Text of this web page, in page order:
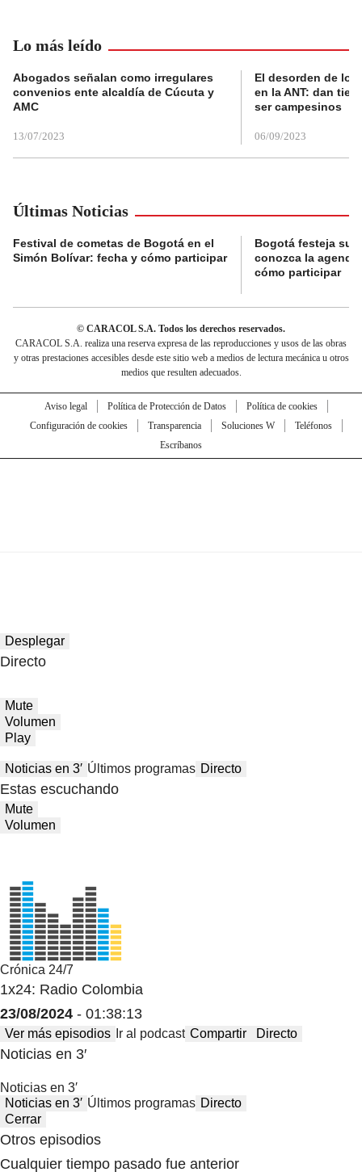
Lo más leído
Abogados señalan como irregulares
convenios ente alcaldía de Cúcuta y
AMC
13/07/2023
El desorden de
en la ANT: dan
ser campesinos
06/09/2023
Últimas Noticias
Festival de cometas de Bogotá en el
Simón Bolívar: fecha y cómo participar
Bogotá festeja su
conozca la
cómo participar
© CARACOL S.A. Todos los derechos reservados.
CARACOL S.A. realiza una reserva expresa de las reproducciones y usos de las obras
y otras prestaciones accesibles desde este sitio web a medios de lectura mecánica u otros
medios que resulten adecuados.
Aviso legal Política de Protección de Datos
Política de cookies
Configuración de cookies
Transparencia Soluciones W
Teléfonos
Escríbanos
Desplegar
Directo
Mute
Volumen
Play
Noticias en 3′ Últimos programas Directo
Estas escuchando
Mute
Volumen
Crónica 24/7
1x24: Radio Colombia
23/08/2024 - 01:38:13
Ver más episodios Ir al podcast Compartir Directo
Noticias en 3′
Noticias en 3′
Noticias en 3′ Últimos programas Directo
Cerrar
Otros episodios
Cualquier tiempo pasado fue anterior